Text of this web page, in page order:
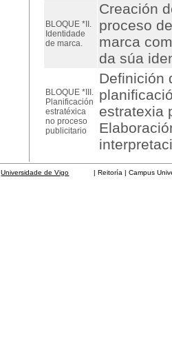
BLOQUE *II.
Identidade
de marca.
Creación
proceso
marca
da súa
BLOQUE *III.
Planificación
estratéxica
no proceso
publicitario
Definición
estratexia
Universidade de Vigo | Reitoría | Campus